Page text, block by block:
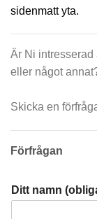
sidenmatt yta.
Är Ni intresserad
eller något
Skicka en
Förfrågan
Ditt namn